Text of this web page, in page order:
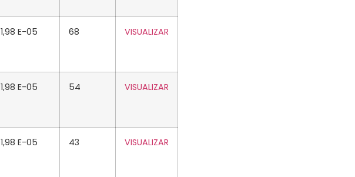
1,98 E-05 68 VISUALIZAR
1,98 E-05 54 VISUALIZAR
1,98 E-05 43 VISUALIZAR